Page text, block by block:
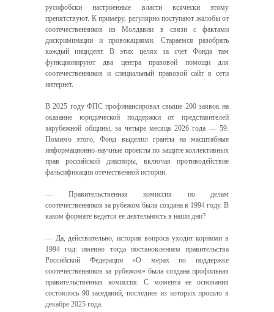
русофобски настроенные власти всячески этому
препятствуют. К примеру, регулярно поступают жалобы от
соотечественников из Молдавии в связи с фактами
дискриминации и провокациями. Стараемся разобрать
каждый инцидент. В этих целях за счет Фонда там
функционируют два центра правовой помощи для
соотечественников и специальный правовой сайт в сети
интернет.
В 2025 году ФПС профинансировал свыше 200 заявок на
оказание юридической поддержки от представителей
зарубежной общины, за четыре месяца 2026 года — 59.
Помимо этого, Фонд выделил гранты на масштабные
информационно-научные проекты по защите коллективных
прав российской диаспоры, включая противодействие
фальсификации отечественной истории.
— Правительственная комиссия по делам
соотечественников за рубежом была создана в 1994 году. В
каком формате ведется ее деятельность в наши дни?
— Да, действительно, история вопроса уходит корнями в
1994 год: именно тогда постановлением правительства
Российской Федерации «О мерах по поддержке
соотечественников за рубежом» была создана профильная
правительственная комиссия. С момента ее основания
состоялось 90 заседаний, последнее из которых прошло в
декабре 2025 года.